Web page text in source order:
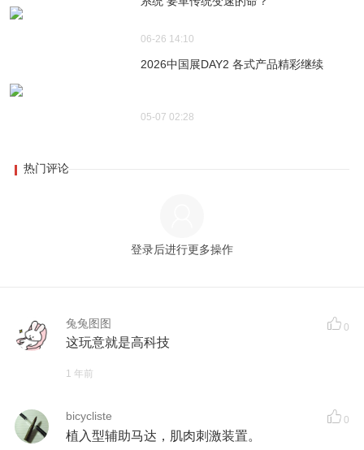
06-26 14:10
2026中国展DAY2 各式产品精彩继续
05-07 02:28
热门评论
登录后进行更多操作
兔兔图图 0
这玩意就是高科技
1 年前
bicycliste 0
植入型辅助马达，肌肉刺激装置。